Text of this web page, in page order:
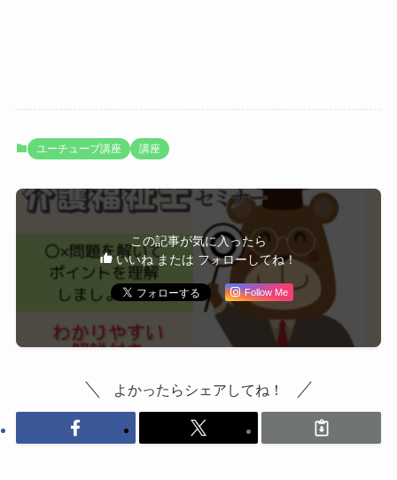
ユーチューブ講座 講座
この記事が気に入ったら
いいね または フォローしてね！
Follow Me
よかったらシェアしてね！